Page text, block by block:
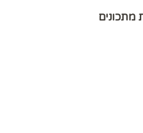
מתכונים